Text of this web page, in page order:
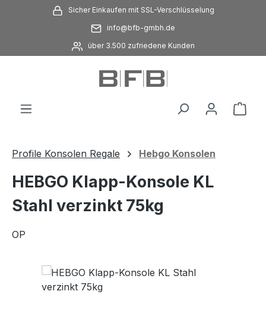
Zum Hauptinhalt springenSicher Einkaufen mit SSL-Verschlüsselung
info@bfb-gmbh.de
über 3.500 zufriedene Kunden
Profile Konsolen Regale Hebgo Konsolen
HEBGO Klapp-Konsole KL
Stahl verzinkt 75kg
OP